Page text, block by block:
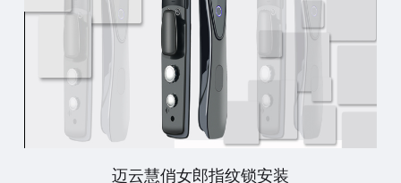
迈云慧俏女郎指纹锁安装